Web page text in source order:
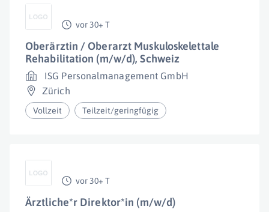
vor 30+ T
Oberärztin / Oberarzt Muskuloskelettale
Rehabilitation (m/w/d), Schweiz
ISG Personalmanagement GmbH
Zürich
Vollzeit Teilzeit/geringfügig
vor 30+ T
Ärztliche*r Direktor*in (m/w/d)